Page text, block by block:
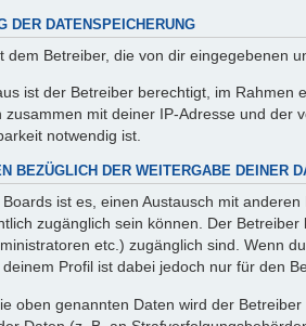
DER DATENSPEICHERUNG
dem Betreiber, die von dir eingegebenen
ist der Betreiber berechtigt, im Rahmen
zusammen mit deiner IP-Adresse und
notwendig ist.
BEZÜGLICH DER WEITERGABE DEINER
ist es, einen Austausch mit
zugänglich sein können. Der
etc.) zugänglich sind. Wenn
Profil ist dabei jedoch nur für den
oben genannten Daten wird der